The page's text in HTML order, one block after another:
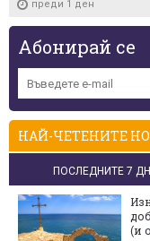
преди 1 ден
Абонирай се
НАЙ-ЧЕТЕНИТЕ
ПОСЛЕДНИТЕ 7
(и